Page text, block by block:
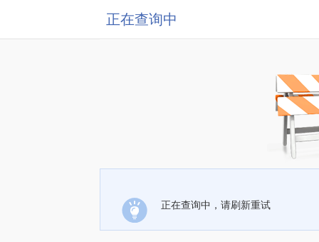
正在查询中
正在查询中，请刷新重试